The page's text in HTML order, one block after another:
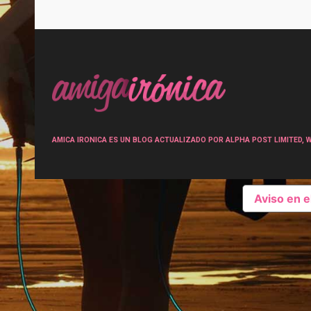
AMICA IRONICA ES UN BLOG ACTUALIZADO POR ALPHA POST
Aviso en